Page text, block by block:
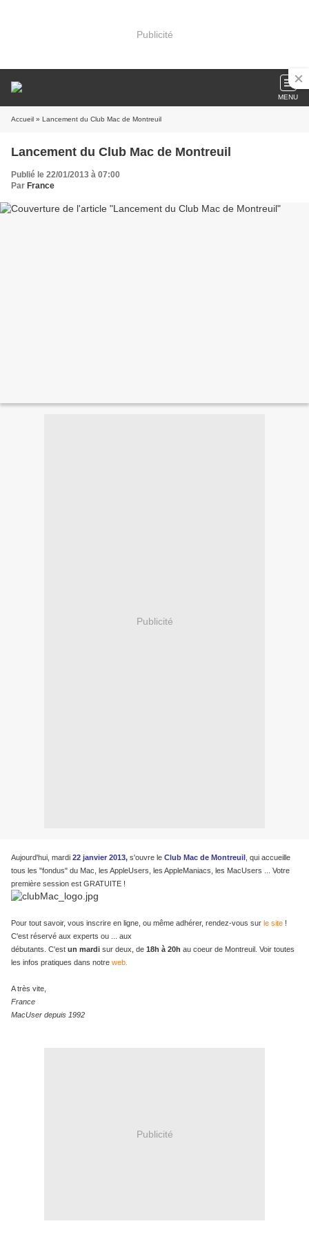
Publicité
MENU
Accueil » Lancement du Club Mac de Montreuil
Lancement du Club Mac de Montreuil
Publié le 22/01/2013 à 07:00
Par France
Publicité
Aujourd'hui, mardi 22 janvier 2013, s'ouvre le Club Mac de Montreuil , qui accueille
tous les "fondus" du Mac, les AppleUsers, les AppleManiacs, les MacUsers ... Votre
première session est GRATUITE !
Pour tout savoir, vous inscrire en ligne, ou même adhérer, rendez-vous sur le site !
C'est réservé aux experts ou ... aux
débutants. C'est un mardi sur deux, de 18h à 20h au coeur de Montreuil. Voir toutes
les infos pratiques dans notre web.
A très vite,
France
MacUser depuis 1992
Publicité